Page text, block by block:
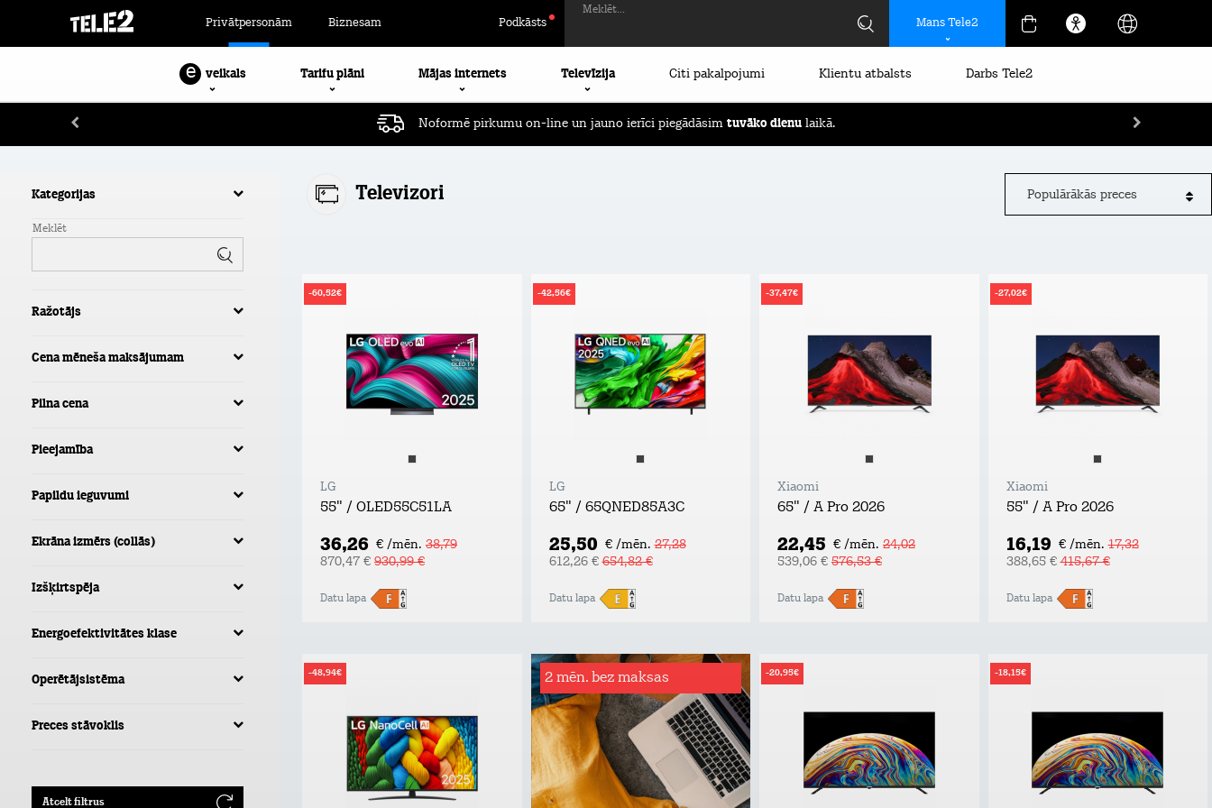
Privātpersonām Biznesam Podkāsts
Meklēt...
Mans Tele2
e veikals Tarifu plāni Mājas internets Televīzija Citi pakalpojumi Klientu atbalsts Darbs Tele2
Noformē pirkumu on-line un jauno ierīci piegādāsim tuvāko dienu laikā.
Kategorijas
Meklēt
Ražotājs
Cena mēneša maksājumam
Pilna cena
Pieejamība
Papildu ieguvumi
Ekrāna izmērs (collās)
Izšķirtspēja
Energoefektivitātes klase
Operētājsistēma
Preces stāvoklis
Atcelt filtrus
Televizori Populārākās preces
-60,52€
LG
55" / OLED55C51LA
36,26 € /mēn. 38,79
870,47 € 930,99 €
Datu lapa
-42,56€
LG
65" / 65QNED85A3C
25,50 € /mēn. 27,28
612,26 €654,82 €
Datu lapa
-37,47€
Xiaomi
65" / A Pro 2026
22,45 € /mēn. 24,02
539,06 € 576,53 €
Datu lapa
-27,02€
Xiaomi
55" / A Pro 2026
16,19 € /mēn. 17,32
388,65 €415,67 €
Datu lapa
-48,94€ 2 mēn. bez maksas
Rēķinu
apdrošināšana
Tavs atbalsta plecs bezdarba vai
ilgstošas darba nespējas gadījumā!
Apdrošināšanas summa: rēķina
summas apmērs, nepārsniedzot
-20,95€ -18,15€